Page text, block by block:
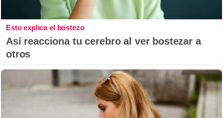
Esto explica el bostezo
Así reacciona tu cerebro al ver bostezar a
otros